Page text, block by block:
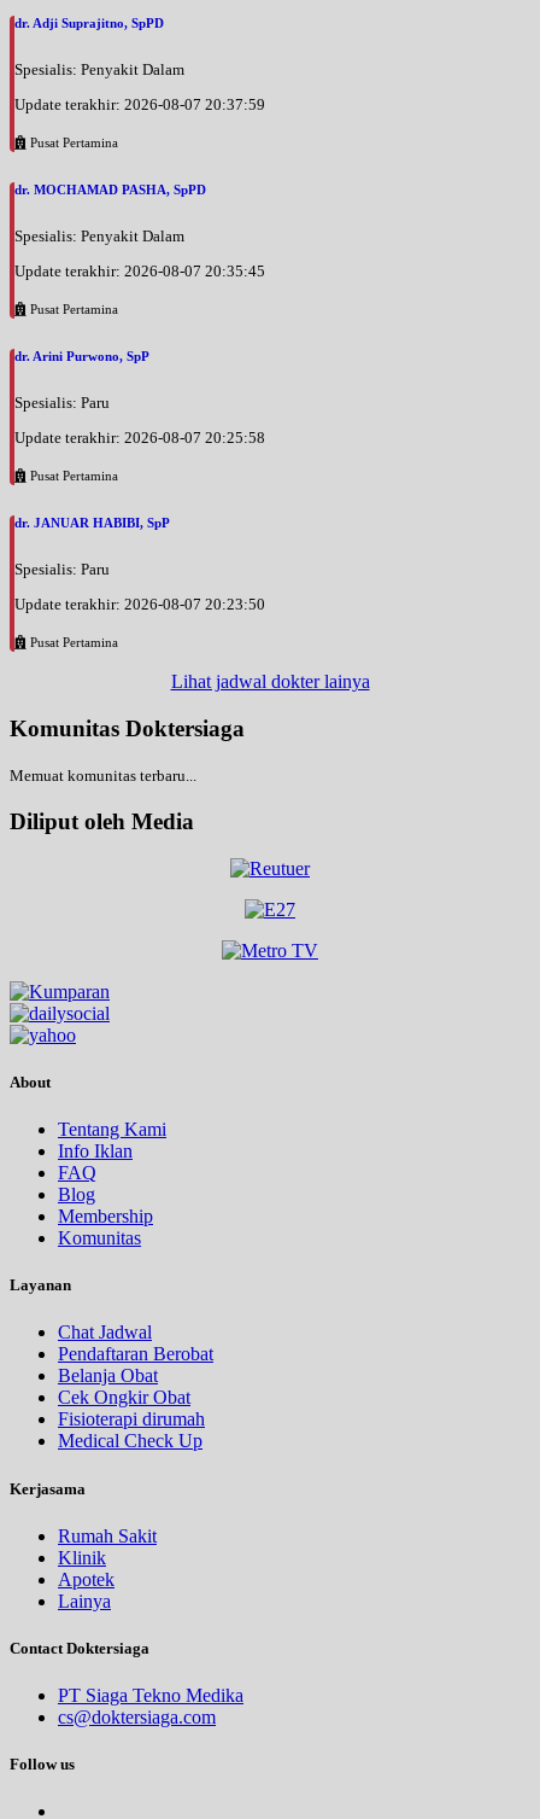
dr. Adji Suprajitno, SpPD
Spesialis: Penyakit Dalam
Update terakhir: 2026-08-07 20:37:59
Pusat Pertamina
dr. MOCHAMAD PASHA, SpPD
Spesialis: Penyakit Dalam
Update terakhir: 2026-08-07 20:35:45
Pusat Pertamina
dr. Arini Purwono, SpP
Spesialis: Paru
Update terakhir: 2026-08-07 20:25:58
Pusat Pertamina
dr. JANUAR HABIBI, SpP
Spesialis: Paru
Update terakhir: 2026-08-07 20:23:50
Pusat Pertamina
Lihat jadwal dokter lainya
Komunitas Doktersiaga
Memuat komunitas terbaru...
Diliput oleh Media
About
Tentang Kami
Info Iklan
FAQ
Blog
Membership
Komunitas
Layanan
Chat Jadwal
Pendaftaran Berobat
Belanja Obat
Cek Ongkir Obat
Fisioterapi dirumah
Medical Check Up
Kerjasama
Rumah Sakit
Klinik
Apotek
Lainya
Contact Doktersiaga
PT Siaga Tekno Medika
cs@doktersiaga.com
Follow us